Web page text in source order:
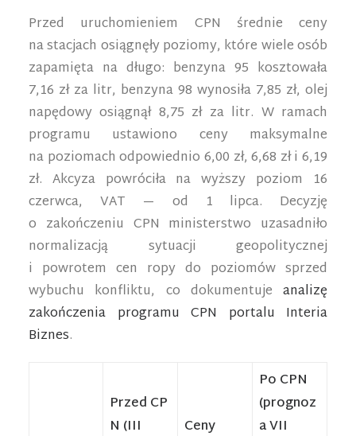
Przed uruchomieniem CPN średnie ceny
na stacjach osiągnęły poziomy, które wiele osób
zapamięta na długo: benzyna 95 kosztowała
7,16 zł za litr, benzyna 98 wynosiła 7,85 zł, olej
napędowy osiągnął 8,75 zł za litr. W ramach
programu ustawiono ceny maksymalne
na poziomach odpowiednio 6,00 zł, 6,68 zł i 6,19
zł. Akcyza powróciła na wyższy poziom 16
czerwca, VAT — od 1 lipca. Decyzję
o zakończeniu CPN ministerstwo uzasadniło
normalizacją sytuacji geopolitycznej
i powrotem cen ropy do poziomów sprzed
wybuchu konfliktu, co dokumentuje analizę
zakończenia programu CPN portalu Interia
Biznes.
Przed CP
N (III
Ceny
Po CPN
(prognoz
a VII